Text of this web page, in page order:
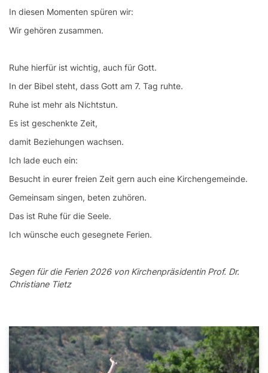
In diesen Momenten spüren wir:
Wir gehören zusammen.
Ruhe hierfür ist wichtig, auch für Gott.
In der Bibel steht, dass Gott am 7. Tag ruhte.
Ruhe ist mehr als Nichtstun.
Es ist geschenkte Zeit,
damit Beziehungen wachsen.
Ich lade euch ein:
Besucht in eurer freien Zeit gern auch eine Kirchengemeinde.
Gemeinsam singen, beten zuhören.
Das ist Ruhe für die Seele.
Ich wünsche euch gesegnete Ferien.
Segen für die Ferien 2026 von Kirchenpräsidentin Prof. Dr.
Christiane Tietz